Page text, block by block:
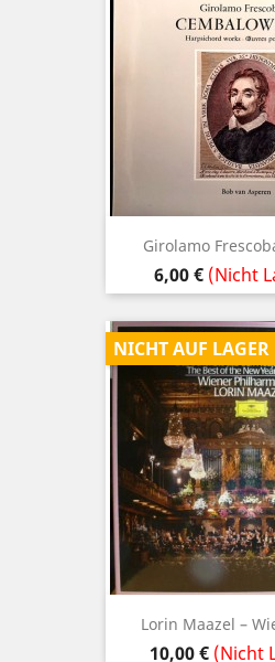
Girolamo
Preis
6,00 € (Nicht
Lorin Maazel –
Preis
10,00 € (Nicht
NICHT AUF LAGER